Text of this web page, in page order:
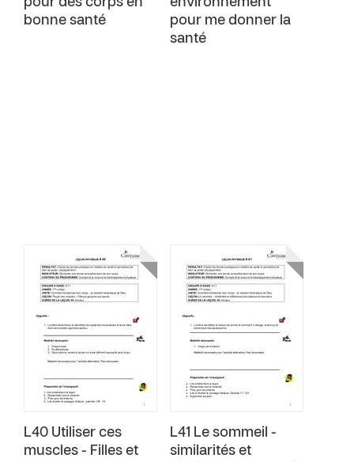
pour des corps en
bonne santé
environnement
pour me donner la
santé
L40 Utiliser ces
muscles - Filles et
L41 Le sommeil -
similarités et